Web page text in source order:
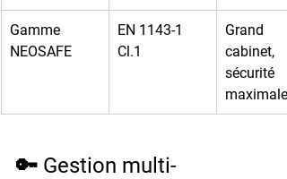
Gamme
NEOSAFE
EN 1143-1
Cl.1
Grand
cabinet,
sécurité
maximale
🔑 Gestion multi-